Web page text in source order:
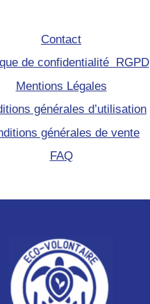
Contact
de confidentialité RGPD
Mentions Légales
générales d’utilisation
générales de vente
FAQ